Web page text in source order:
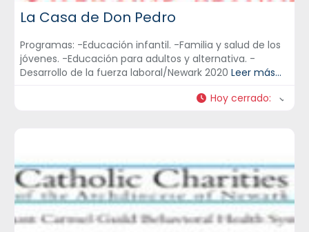
La Casa de Don Pedro
Programas: -Educación infantil. -Familia y salud de los
jóvenes. -Educación para adultos y alternativa. -
Desarrollo de la fuerza laboral/Newark 2020 Leer más...
Hoy cerrado: